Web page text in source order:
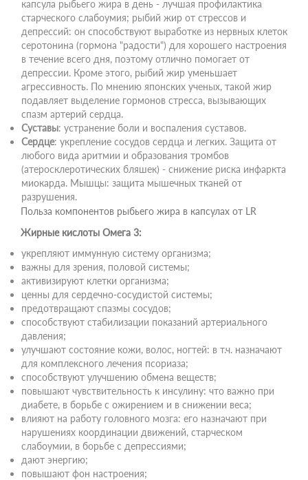
капсула рыбьего жира в день - лучшая профилактика
старческого слабоумия; рыбий жир от стрессов и
депрессий: он способствуют выработке из нервных клеток
серотонина (гормона "радости") для хорошего настроения
в течение всего дня, поэтому отлично помогает от
депрессии. Кроме этого, рыбий жир уменьшает
агрессивность. По мнению японских ученых, такой жир
подавляет выделение гормонов стресса, вызывающих
спазм артерий сердца.
Суставы: устранение боли и воспаления суставов.
Сердце: укрепление сосудов сердца и легких. Защита от
любого вида аритмии и образования тромбов
(атеросклеротических бляшек) - снижение риска инфаркта
миокарда. Мышцы: защита мышечных тканей от
разрушения.
Польза компонентов рыбьего жира в капсулах от LR
Жирные кислоты Омега 3:
укрепляют иммунную систему организма;
важны для зрения, половой системы;
активизируют клетки организма;
ценны для сердечно-сосудистой системы;
предотвращают спазмы сосудов;
способствуют стабилизации показаний артериального
давления;
улучшают состояние кожи, волос, ногтей: в т.ч. назначают
для комплексного лечения псориаза;
способствуют улучшению обмена веществ;
повышают чувствительность к инсулину: что важно при
диабете, в борьбе с ожирением и в снижении веса;
влияют на работу головного мозга: его назначают при
нарушениях координации движений, старческом
слабоумии, в борьбе с депрессиями;
дают энергию;
повышают фон настроения;